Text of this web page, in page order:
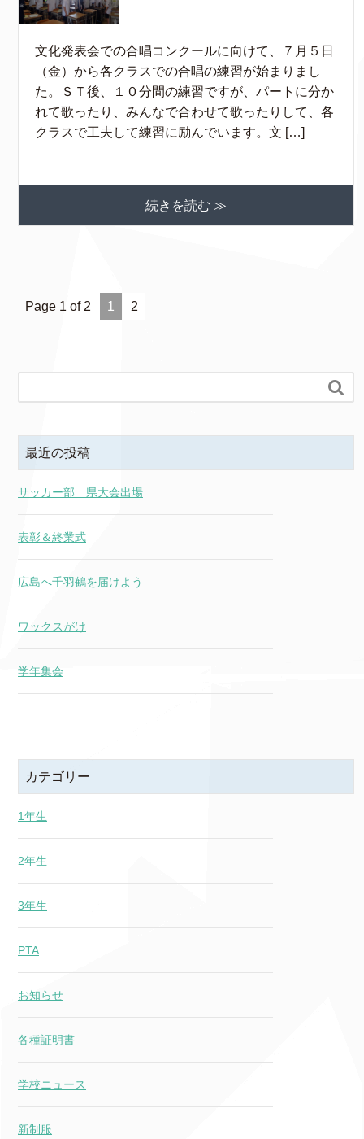
文化発表会での合唱コンクールに向けて、７月５日
（金）から各クラスでの合唱の練習が始まりまし
た。ＳＴ後、１０分間の練習ですが、パートに分か
れて歌ったり、みんなで合わせて歌ったりして、各
クラスで工夫して練習に励んでいます。文 […]
続きを読む ≫
Page 1 of 2 1 2

最近の投稿
サッカー部 県大会出場
表彰＆終業式
広島へ千羽鶴を届けよう
ワックスがけ
学年集会
カテゴリー
1年生
2年生
3年生
PTA
お知らせ
各種証明書
学校ニュース
新制服